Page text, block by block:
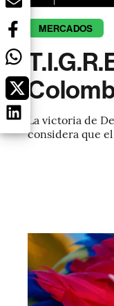
MERCADOS
La victoria de
considera que